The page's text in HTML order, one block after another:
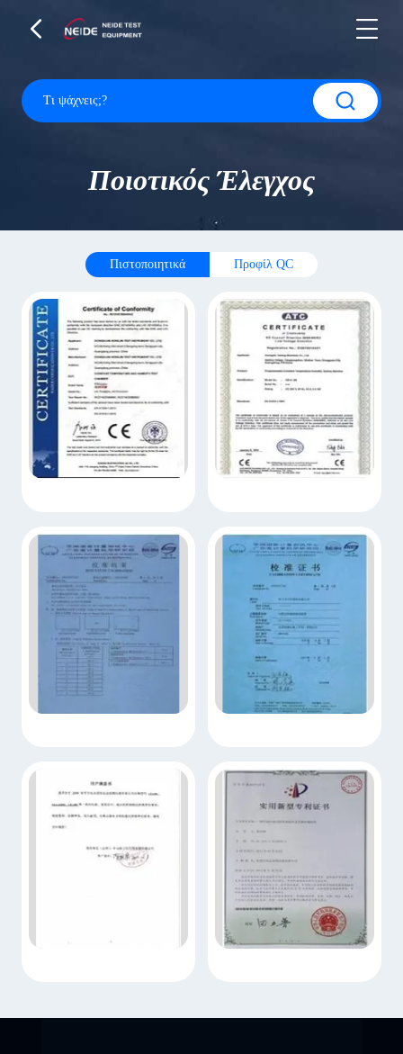
Ποιοτικός Έλεγχος
Πιστοποιητικά Προφίλ QC